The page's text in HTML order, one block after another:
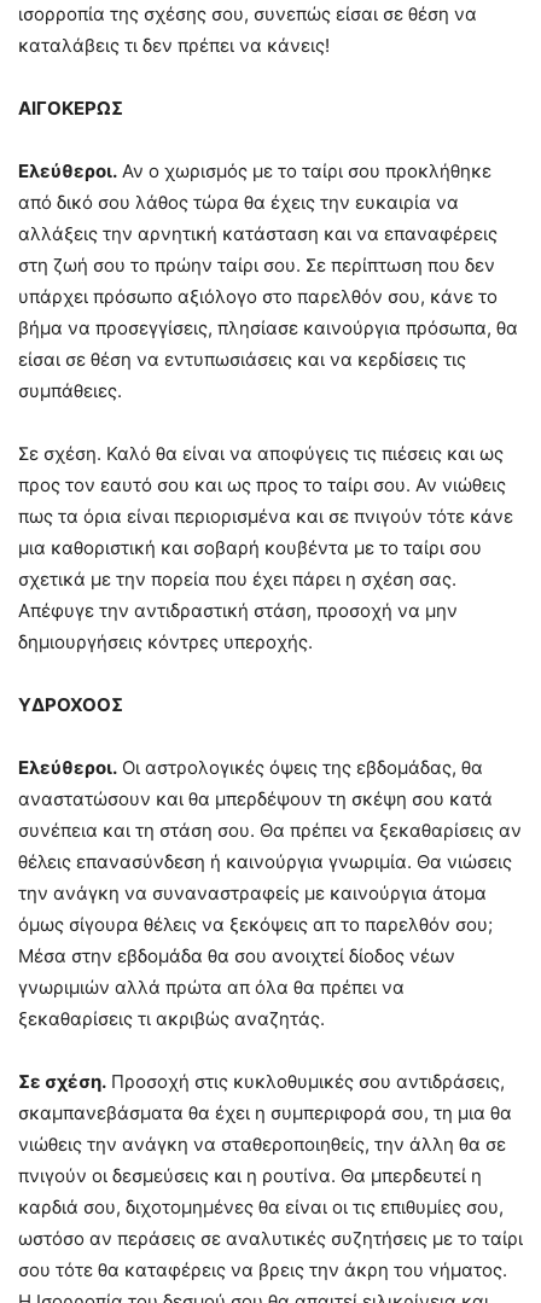
ισορροπία της σχέσης σου, συνεπώς είσαι σε θέση να
καταλάβεις τι δεν πρέπει να κάνεις!
ΑΙΓΟΚΕΡΩΣ
Ελεύθεροι. Αν ο χωρισμός με το ταίρι σου προκλήθηκε
από δικό σου λάθος τώρα θα έχεις την ευκαιρία να
αλλάξεις την αρνητική κατάσταση και να επαναφέρεις
στη ζωή σου το πρώην ταίρι σου. Σε περίπτωση που δεν
υπάρχει πρόσωπο αξιόλογο στο παρελθόν σου, κάνε το
βήμα να προσεγγίσεις, πλησίασε καινούργια πρόσωπα, θα
είσαι σε θέση να εντυπωσιάσεις και να κερδίσεις τις
συμπάθειες.
Σε σχέση. Καλό θα είναι να αποφύγεις τις πιέσεις και ως
προς τον εαυτό σου και ως προς το ταίρι σου. Αν νιώθεις
πως τα όρια είναι περιορισμένα και σε πνιγούν τότε κάνε
μια καθοριστική και σοβαρή κουβέντα με το ταίρι σου
σχετικά με την πορεία που έχει πάρει η σχέση σας.
Απέφυγε την αντιδραστική στάση, προσοχή να μην
δημιουργήσεις κόντρες υπεροχής.
ΥΔΡΟΧΟΟΣ
Ελεύθεροι. Οι αστρολογικές όψεις της εβδομάδας, θα
αναστατώσουν και θα μπερδέψουν τη σκέψη σου κατά
συνέπεια και τη στάση σου. Θα πρέπει να ξεκαθαρίσεις αν
θέλεις επανασύνδεση ή καινούργια γνωριμία. Θα νιώσεις
την ανάγκη να συναναστραφείς με καινούργια άτομα
όμως σίγουρα θέλεις να ξεκόψεις απ το παρελθόν σου;
Μέσα στην εβδομάδα θα σου ανοιχτεί δίοδος νέων
γνωριμιών αλλά πρώτα απ όλα θα πρέπει να
ξεκαθαρίσεις τι ακριβώς αναζητάς.
Σε σχέση. Προσοχή στις κυκλοθυμικές σου αντιδράσεις,
σκαμπανεβάσματα θα έχει η συμπεριφορά σου, τη μια θα
νιώθεις την ανάγκη να σταθεροποιηθείς, την άλλη θα σε
πνιγούν οι δεσμεύσεις και η ρουτίνα. Θα μπερδευτεί η
καρδιά σου, διχοτομημένες θα είναι οι τις επιθυμίες σου,
ωστόσο αν περάσεις σε αναλυτικές συζητήσεις με το ταίρι
σου τότε θα καταφέρεις να βρεις την άκρη του νήματος.